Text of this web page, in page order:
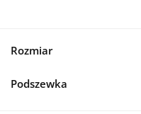
Rozmiar
Podszewka